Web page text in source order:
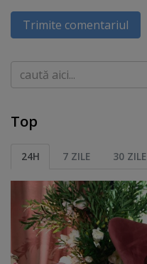
Trimite comentariul
Caută
Top
24H 7 ZILE 30 ZILE